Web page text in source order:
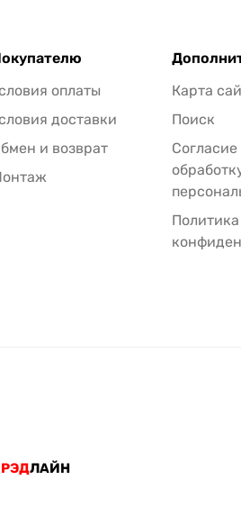
оплаты
доставки
и возврат
Карта
Поиск
Согласие
Политика
РЭДЛАЙН